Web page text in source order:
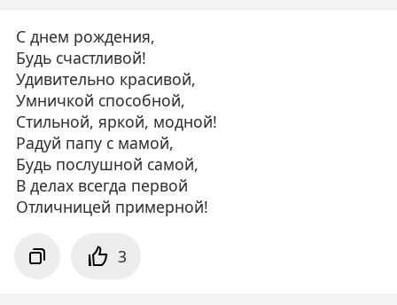
С днем рождения,
Будь счастливой!
Удивительно красивой,
Умничкой способной,
Стильной, яркой, модной!
Радуй папу с мамой,
Будь послушной самой,
В делах всегда первой
Отличницей примерной!
3